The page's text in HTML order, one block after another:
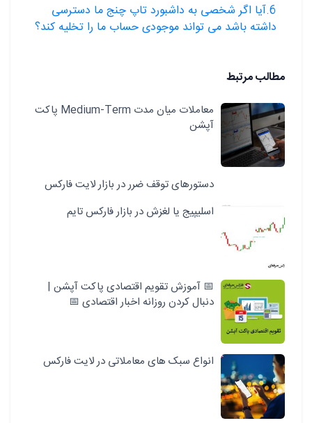
6.آیا اگر شخصی به داشبورد تاپ چنج ما دسترسی
داشته باشد می تواند موجودی حساب ما را تخلیه کند؟
مطالب مرتبط
معاملات میان مدت Medium-Term پاکت
آپشن
دستورهای توقف ضرر در بازار لایت فارکس
اسلیپیج یا لغزش در بازار فارکس تایم
📅 آموزش تقویم اقتصادی پاکت آپشن |
دنبال کردن روزانه اخبار اقتصادی 📅
انواع سبک‌ های معاملاتی در لایت فارکس